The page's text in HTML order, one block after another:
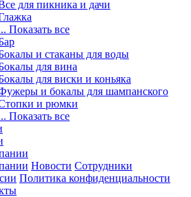
для пикника и дачи
Показать все
и стаканы для воды
для вина
для виски и коньяка
и бокалы для шампанского
и рюмки
Показать все
Новости Сотрудники
Политика конфиденциальности